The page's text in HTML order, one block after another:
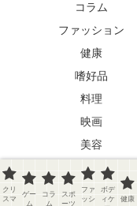
コラム
ファッション
健康
嗜好品
料理
映画
美容
趣味
クリ
スマ
ゲー
ム
コラ
ム
スポ
ーツ
ファ
ッシ
ボデ
ィケ
健康